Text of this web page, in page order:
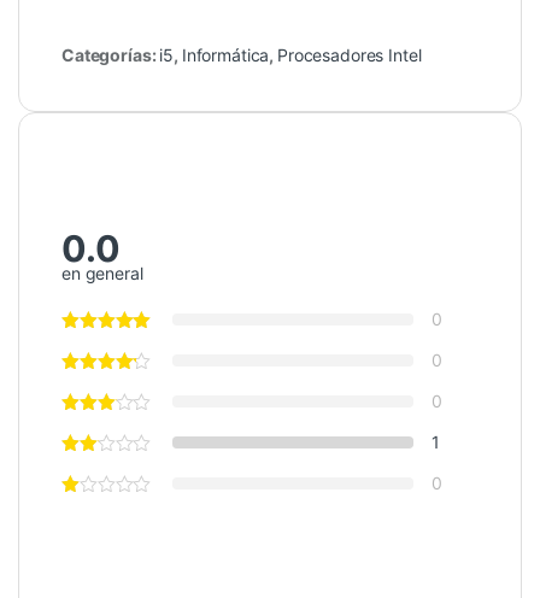
Categorías: i5, Informática, Procesadores Intel
0.0
en general
0
0
0
1
0